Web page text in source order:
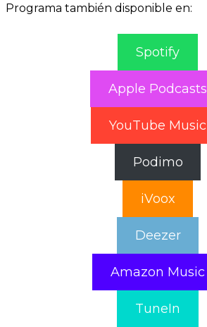
Programa también disponible en:
Spotify
Apple Podcasts
YouTube Music
Podimo
iVoox
Deezer
Amazon Music
TuneIn